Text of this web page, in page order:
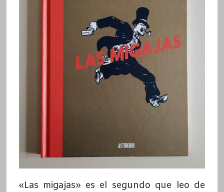
«Las migajas» es el segundo que leo de